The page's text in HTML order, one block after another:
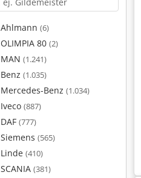
Ahlmann (6)
OLIMPIA 80 (2)
MAN (1.241)
Benz (1.035)
Mercedes-Benz (1.034)
Iveco (887)
DAF (777)
Siemens (565)
Linde (410)
SCANIA (381)